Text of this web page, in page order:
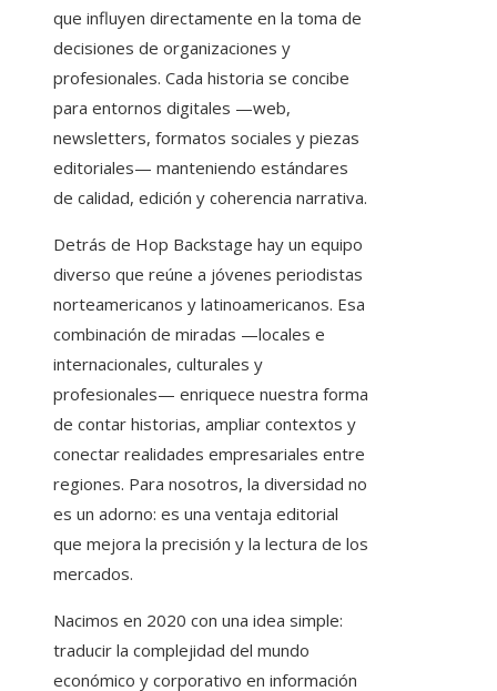
que influyen directamente en la toma de
decisiones de organizaciones y
profesionales. Cada historia se concibe
para entornos digitales —web,
newsletters, formatos sociales y piezas
editoriales— manteniendo estándares
de calidad, edición y coherencia narrativa.
Detrás de Hop Backstage hay un equipo
diverso que reúne a jóvenes periodistas
norteamericanos y latinoamericanos. Esa
combinación de miradas —locales e
internacionales, culturales y
profesionales— enriquece nuestra forma
de contar historias, ampliar contextos y
conectar realidades empresariales entre
regiones. Para nosotros, la diversidad no
es un adorno: es una ventaja editorial
que mejora la precisión y la lectura de los
mercados.
Nacimos en 2020 con una idea simple:
traducir la complejidad del mundo
económico y corporativo en información